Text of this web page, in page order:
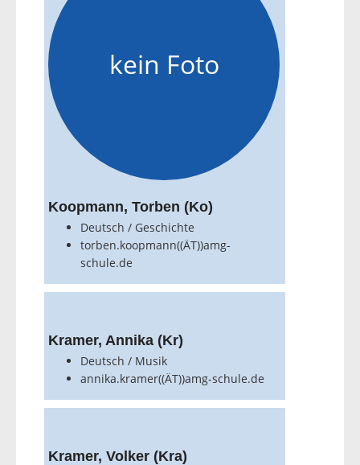
kein Foto
Koopmann, Torben (Ko)
Deutsch / Geschichte
torben.koopmann((ÄT))amg-
schule.de
Kramer, Annika (Kr)
Deutsch / Musik
annika.kramer((ÄT))amg-schule.de
Kramer, Volker (Kra)